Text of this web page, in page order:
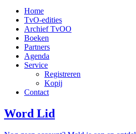
Home
TvO-edities
Archief TvOO
Boeken
Partners
Agenda
Service
Registreren
Kopij
Contact
Word Lid